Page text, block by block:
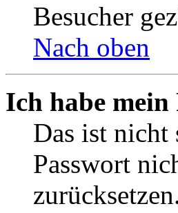
Besucher
Nach oben
Ich habe mein
Das ist
Passwort